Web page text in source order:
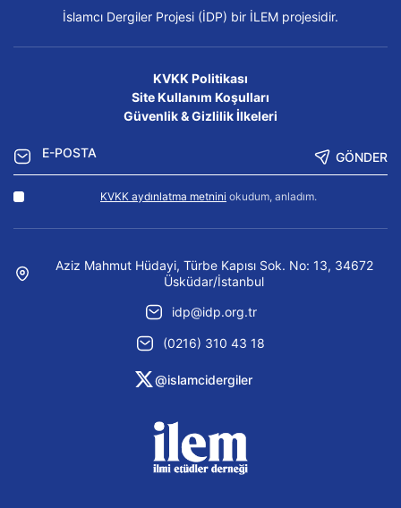
İslamcı Dergiler Projesi (İDP) bir İLEM projesidir.
KVKK Politikası
Site Kullanım Koşulları
Güvenlik & Gizlilik İlkeleri
GÖNDER
KVKK aydınlatma metnini okudum, anladım.
Aziz Mahmut Hüdayi, Türbe Kapısı Sok. No: 13, 34672
Üsküdar/İstanbul
idp@idp.org.tr
(0216) 310 43 18
@islamcidergiler